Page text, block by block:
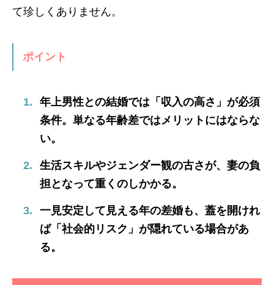
て珍しくありません。
ポイント
年上男性との結婚では「収入の高さ」が必須
条件。単なる年齢差ではメリットにはならな
い。
生活スキルやジェンダー観の古さが、妻の負
担となって重くのしかかる。
一見安定して見える年の差婚も、蓋を開けれ
ば「社会的リスク」が隠れている場合があ
る。